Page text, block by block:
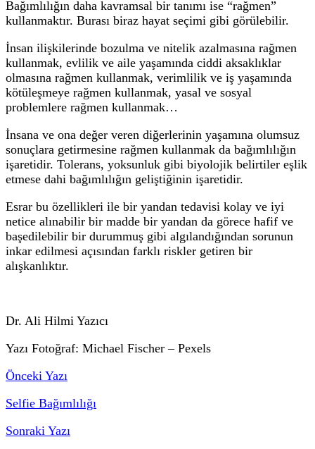
Bağımlılığın daha kavramsal bir tanımı ise “rağmen”
kullanmaktır. Burası biraz hayat seçimi gibi görülebilir.
İnsan ilişkilerinde bozulma ve nitelik azalmasına rağmen
kullanmak, evlilik ve aile yaşamında ciddi aksaklıklar
olmasına rağmen kullanmak, verimlilik ve iş yaşamında
kötüleşmeye rağmen kullanmak, yasal ve sosyal
problemlere rağmen kullanmak…
İnsana ve ona değer veren diğerlerinin yaşamına olumsuz
sonuçlara getirmesine rağmen kullanmak da bağımlılığın
işaretidir. Tolerans, yoksunluk gibi biyolojik belirtiler eşlik
etmese dahi bağımlılığın geliştiğinin işaretidir.
Esrar bu özellikleri ile bir yandan tedavisi kolay ve iyi
netice alınabilir bir madde bir yandan da görece hafif ve
başedilebilir bir durummuş gibi algılandığından sorunun
inkar edilmesi açısından farklı riskler getiren bir
alışkanlıktır.
Dr. Ali Hilmi Yazıcı
Yazı Fotoğraf: Michael Fischer – Pexels
Önceki Yazı
Selfie Bağımlılığı
Sonraki Yazı